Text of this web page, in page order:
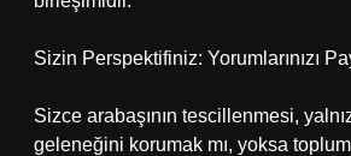
Sizin Perspektifiniz: Yorumlarınızı
Sizce arabaşının tescillenmesi,
geleneğini korumak mı, yoksa